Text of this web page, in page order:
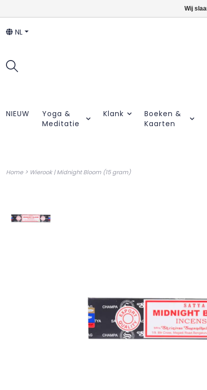
NL
NIEUW
Yoga &
Meditatie
Klank
Boeken &
Kaarten
Home> Wierook | Midnight Bloom (15 gram)
Wij